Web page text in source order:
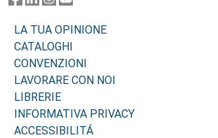
LA TUA OPINIONE
CATALOGHI
CONVENZIONI
LAVORARE CON NOI
LIBRERIE
INFORMATIVA PRIVACY
ACCESSIBILITÁ